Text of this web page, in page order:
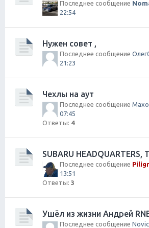
Последнее сообщение
22:54
Нужен совет ,
Последнее сообщение
21:23
Чехлы на аут
Последнее сообщение
07:45
Ответы: 4
SUBARU HEADQUARTERS,
Последнее сообщение
13:51
Ответы: 3
Ушёл из жизни Андрей
Последнее сообщение